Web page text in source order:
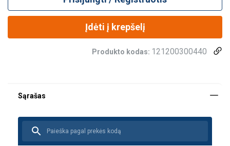
Įdėti į krepšelį
Produkto kodas: 121200300440